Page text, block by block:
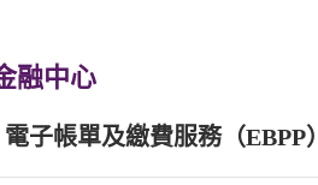
融中心
電子帳單及繳費服務（EBPP）